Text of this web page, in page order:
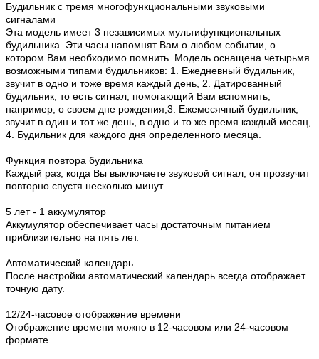
Будильник с тремя многофункциональными звуковыми
сигналами
Эта модель имеет 3 независимых мультифункциональных
будильника. Эти часы напомнят Вам о любом событии, о
котором Вам необходимо помнить. Модель оснащена четырьмя
возможными типами будильников: 1. Ежедневный будильник,
звучит в одно и тоже время каждый день, 2. Датированный
будильник, то есть сигнал, помогающий Вам вспомнить,
например, о своем дне рождения,3. Ежемесячный будильник,
звучит в один и тот же день, в одно и то же время каждый месяц,
4. Будильник для каждого дня определенного месяца.
Функция повтора будильника
Каждый раз, когда Вы выключаете звуковой сигнал, он прозвучит
повторно спустя несколько минут.
5 лет - 1 аккумулятор
Аккумулятор обеспечивает часы достаточным питанием
приблизительно на пять лет.
Автоматический календарь
После настройки автоматический календарь всегда отображает
точную дату.
12/24-часовое отображение времени
Отображение времени можно в 12-часовом или 24-часовом
формате.